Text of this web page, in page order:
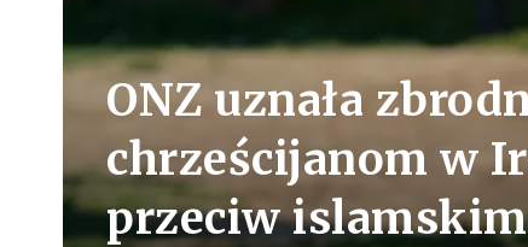
ONZ uznała
chrześcijanom w
przeciw